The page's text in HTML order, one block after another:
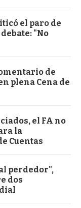
el paro de
"No
de
plena Cena de
el FA no
la
Cuentas
perdedor",
dos